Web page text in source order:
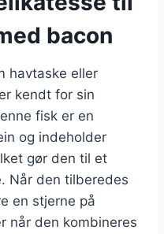
bacon
havtaske eller
kendt for sin
fisk er en
og indeholder
gør den til et
Når den tilberedes
en stjerne på
når den kombineres